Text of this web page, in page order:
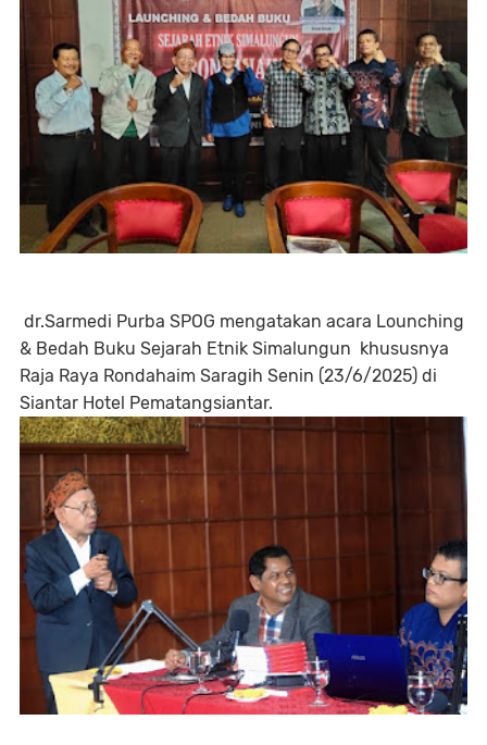
dr.Sarmedi Purba SPOG mengatakan acara Lounching
& Bedah Buku Sejarah Etnik Simalungun khususnya
Raja Raya Rondahaim Saragih Senin (23/6/2025) di
Siantar Hotel Pematangsiantar.